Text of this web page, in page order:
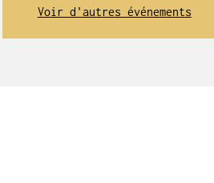
Voir d'autres événements